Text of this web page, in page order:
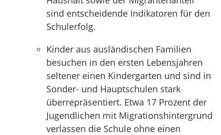
sind entscheidende Indikatoren für den
Schulerfolg.
Kinder aus ausländischen Familien
besuchen in den ersten Lebensjahren
seltener einen Kindergarten und sind in
Sonder- und Hauptschulen stark
überrepräsentiert. Etwa 17 Prozent der
Jugendlichen mit Migrationshintergrund
verlassen die Schule ohne einen